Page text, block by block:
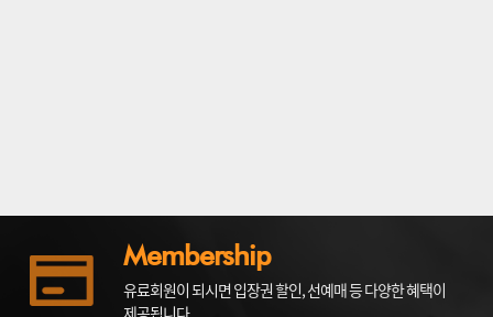
Membership
유료회원이 되시면 입장권 할인, 선예매 등 다양한 혜택이
제공됩니다